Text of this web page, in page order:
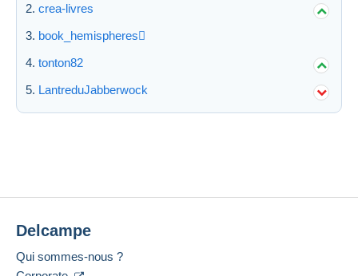
crea-livres
book_hemispheres
tonton82
LantreduJabberwock
Delcampe
Qui sommes-nous ?